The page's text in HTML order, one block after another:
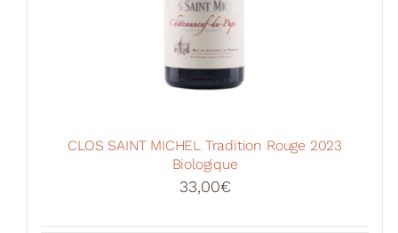
CLOS SAINT MICHEL Tradition Rouge 2023
Biologique
33,00€